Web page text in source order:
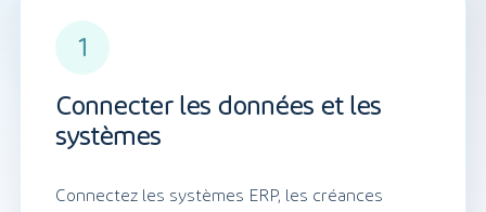
1
Connecter les données et les
systèmes
Connectez les systèmes ERP, les créances